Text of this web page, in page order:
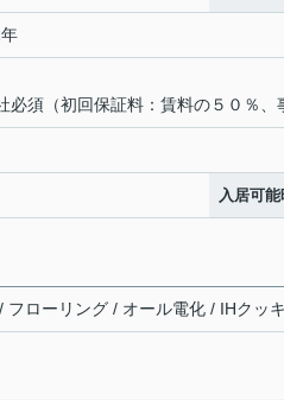
須（初回保証料：賃料の５０％、
入居可能
フローリング / オール電化 / IHクッ